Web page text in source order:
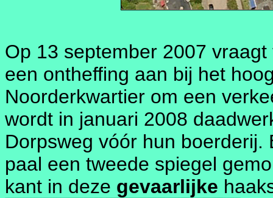
Op 13 september 2007
een ontheffing aan bij het
Noorderkwartier om een
wordt in januari 2008
Dorpsweg vóór hun
paal een tweede spiegel
kant in deze gevaarlijke